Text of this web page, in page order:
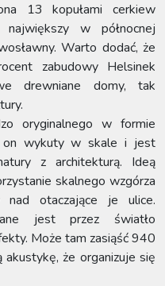
13 kopułami cerkiew
w północnej
Warto dodać, że
zabudowy Helsinek
drewniane domy, tak
oryginalnego w formie
on wykuty w skale i jest
z architekturą. Ideą
skalnego wzgórza
otaczające je ulice.
jest przez światło
Może tam zasiąść 940
że organizuje się